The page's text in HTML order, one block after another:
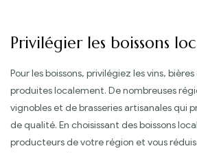
Privilégier les boissons
Pour les boissons, privilégiez les vins,
produites localement. De nombreuses
vignobles et de brasseries artisanales qui
de qualité. En choisissant des boissons
producteurs de votre région et vous